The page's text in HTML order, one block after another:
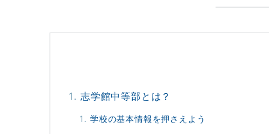
志学館中等部とは？
学校の基本情報を押さえよう